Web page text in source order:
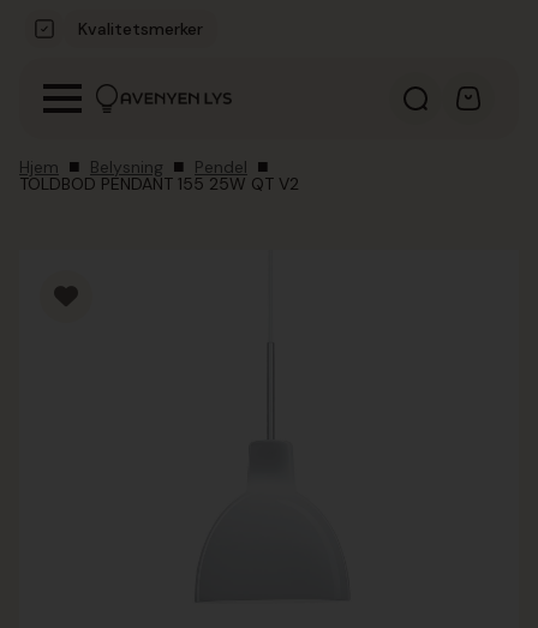
Kvalitetsmerker
Hjem Belysning Pendel
TOLDBOD PENDANT 155 25W QT V2